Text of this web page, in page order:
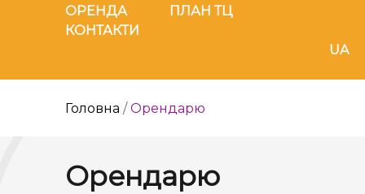
ОРЕНДА
ПЛАН ТЦ
КОНТАКТИ
UA
Головна /Орендарю
Орендарю